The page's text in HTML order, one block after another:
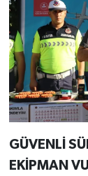
GÜVENLİ
EKİPMAN